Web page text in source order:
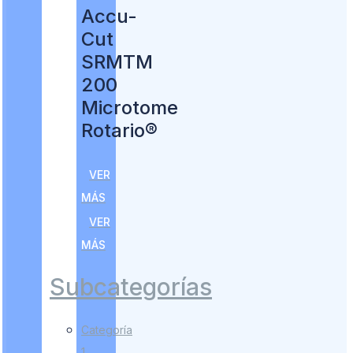
Accu-
Cut
SRMTM
200
Microtome
Rotario®
VER
MÁS
VER
MÁS
Subcategorías
Categoría